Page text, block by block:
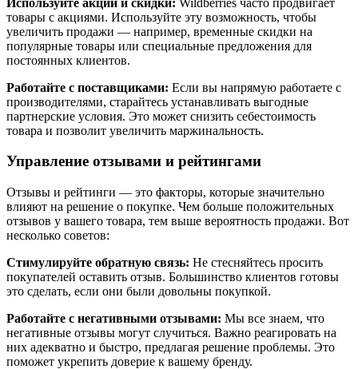
товары с акциями. Используйте эту возможность, чтобы
увеличить продажи — например, временные скидки на
популярные товары или специальные предложения для
постоянных клиентов.
Работайте с поставщиками: Если вы напрямую работаете с
производителями, старайтесь устанавливать выгодные
партнерские условия. Это может снизить себестоимость
товара и позволит увеличить маржинальность.
Управление отзывами и рейтингами
Отзывы и рейтинги — это факторы, которые значительно
влияют на решение о покупке. Чем больше положительных
отзывов у вашего товара, тем выше вероятность продажи. Вот
несколько советов:
Стимулируйте обратную связь: Не стесняйтесь просить
покупателей оставить отзыв. Большинство клиентов готовы
это сделать, если они были довольны покупкой.
Работайте с негативными отзывами: Мы все знаем, что
негативные отзывы могут случиться. Важно реагировать на
них адекватно и быстро, предлагая решение проблемы. Это
поможет укрепить доверие к вашему бренду.